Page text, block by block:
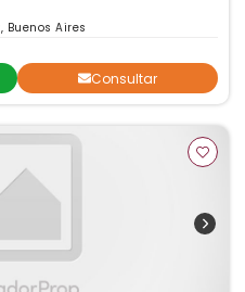
Buenos Aires
Consultar